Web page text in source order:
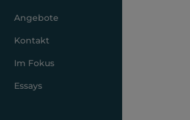
Angebote
Kontakt
Im Fokus
Essays